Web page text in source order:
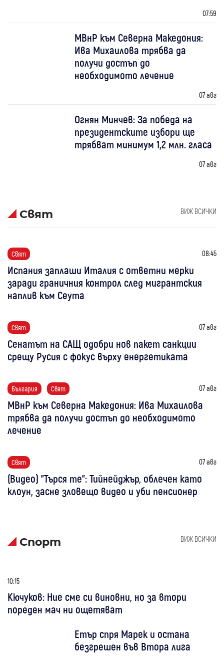
07:59
МВнР към Северна Македония:
Ива Михаилова трябва да
получи достъп до
необходимото лечение
07 авг
Огнян Минчев: За победа на
президентските избори ще
трябват минимум 1,2 млн. гласа
07 авг
Свят ВИЖ ВСИЧКИ
Свят 08:45
Испания заплаши Италия с ответни мерки
заради граничния контрол след мигрантския
наплив към Сеута
Свят 07 авг
Сенатът на САЩ одобри нов пакет санкции
срещу Русия с фокус върху енергетиката
България Свят 07 авг
МВнР към Северна Македония: Ива Михаилова
трябва да получи достъп до необходимото
лечение
Свят 07 авг
(Видео) "Търся те": Тийнейджър, облечен като
клоун, засне зловещо видео и уби пенсионер
Спорт ВИЖ ВСИЧКИ
10:15
Кючуков: Ние сме си виновни, но за втори
пореден мач ни ощетяват
Етър спря Марек и остана
безгрешен във Втора лига